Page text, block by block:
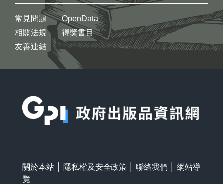
常見問題
相關法規
友善連結
OpenData
得獎書目
關於本站 隱私權及安全政策 聯絡我們
網站導
覽